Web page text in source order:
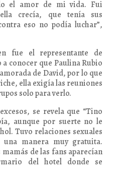
el amor de mi vida. Fui
crecía, que tenía sus
eso no podía luchar”,
fue el representante de
conocer que Paulina Rubio
de David, por lo que
ella exigía las reuniones
solo para verlo.
se revela que “Tino
aunque por suerte no le
Tuvo relaciones sexuales
manera muy gratuita.
de las fans aparecían
del hotel donde se